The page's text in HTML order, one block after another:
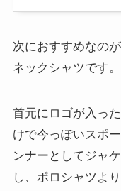
次におすすめなの
ネックシャツです。
首元にロゴが入っ
けで今っぽいスポ
ンナーとしてジャ
し、ポロシャツよ